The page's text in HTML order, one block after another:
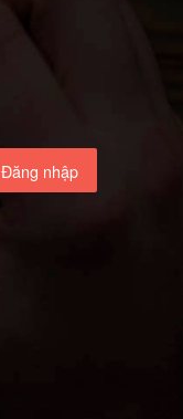
Đăng nhập